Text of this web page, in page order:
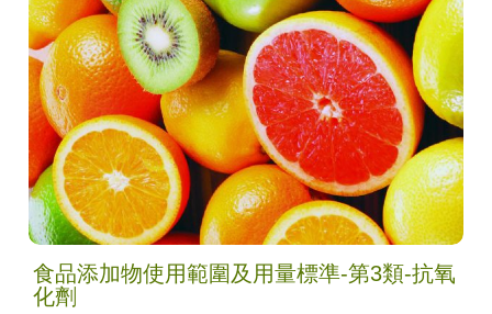
食品添加物使用範圍及用量標準-第3類-抗氧
化劑